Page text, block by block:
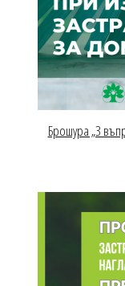
Брошура „3